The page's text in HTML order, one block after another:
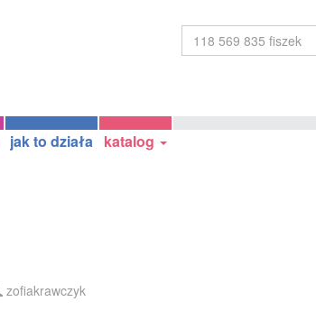
jak to działa katalog
zofiakrawczyk